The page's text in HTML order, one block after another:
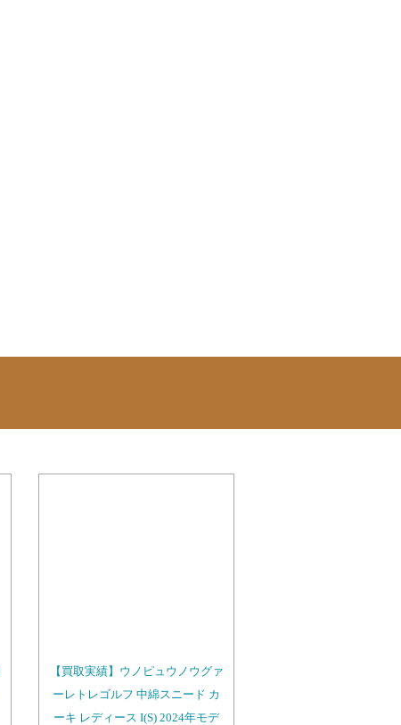
【買取実績】ウノピュウノウグァ
ーレトレゴルフ 中綿スニード カ
ーキ レディース I(S) 2024年モデ